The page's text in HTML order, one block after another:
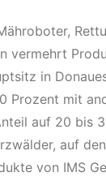
vermehrt
in
Prozent mit
auf 20 bis
auf
von IMS